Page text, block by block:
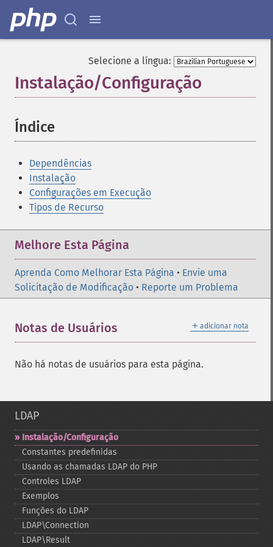
Selecione a língua:
Instalação/Configuração
Índice
Dependências
Instalação
Configurações em Execução
Tipos de Recurso
Melhore Esta Página
Aprenda Como Melhorar Esta Página • Envie uma
Solicitação de Modificação • Reporte um Problema
＋ adicionar nota
Notas de Usuários
Não há notas de usuários para esta página.
LDAP
Instalação/Configuração
Constantes predefinidas
Usando as chamadas LDAP do PHP
Controles LDAP
Exemplos
Funções do LDAP
LDAP\Connection
LDAP\Result